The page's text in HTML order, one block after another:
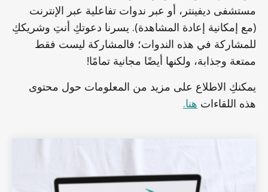
مستشفى ديفينتر، أو عبر ندوات تفاعلية عبر الإنترنت
(مع إمكانية إعادة المشاهدة). يسرنا دعوتكِ أنتِ وشريككِ
للمشاركة في هذه الندوات؛ فالمشاركة ليست فقط
ممتعة وجذابة، ولكنها أيضًا مجانية تمامًا!
يمكنكِ الاطلاع على مزيد من المعلومات حول محتوى
هذه اللقاءات هنا.